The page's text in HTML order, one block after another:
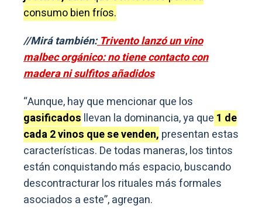
consumo bien fríos.
//Mirá también:Trivento lanzó un vino
malbec orgánico: no tiene contacto con
madera ni sulfitos añadidos
“Aunque, hay que mencionar que los
gasificados llevan la dominancia, ya que 1 de
cada 2 vinos que se venden, presentan estas
características. De todas maneras, los tintos
están conquistando más espacio, buscando
descontracturar los rituales más formales
asociados a este”, agregan.